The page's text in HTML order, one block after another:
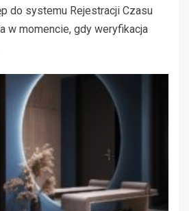
do systemu Rejestracji Czasu
w momencie, gdy weryfikacja